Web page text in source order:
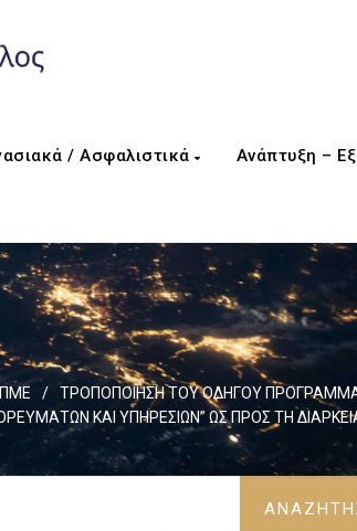
/ Ασφαλιστικά Ανάπτυξη –
/
ΤΡΟΠΟΠΟΙΗΣΗ ΤΟΥ ΟΔΗΓΟΥ
ΚΑΙ ΥΠΗΡΕΣΙΩΝ” ΩΣ ΠΡΟΣ ΤΗ